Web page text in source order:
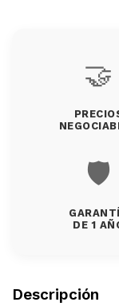
🤝
🛡️
DE 1
Descripción